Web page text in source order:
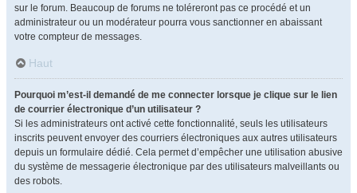
sur le forum. Beaucoup de forums ne toléreront pas ce procédé et un
administrateur ou un modérateur pourra vous sanctionner en abaissant
votre compteur de messages.
Haut
Pourquoi m’est-il demandé de me connecter lorsque je clique sur le lien
de courrier électronique d’un utilisateur ?
Si les administrateurs ont activé cette fonctionnalité, seuls les utilisateurs
inscrits peuvent envoyer des courriers électroniques aux autres utilisateurs
depuis un formulaire dédié. Cela permet d’empêcher une utilisation abusive
du système de messagerie électronique par des utilisateurs malveillants ou
des robots.